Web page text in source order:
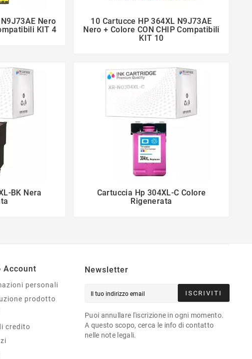
Nero
KIT 4
 
10 Cartucce HP 364XL N9J73AE
Nero + Colore CON CHIP Compatibili
KIT 10
BK Nera
 
Cartuccia Hp 304XL-C Colore
Rigenerata
Account
personali
prodotto
credito
Newsletter
ISCRIVITI
Puoi annullare l'iscrizione in ogni momento.
A questo scopo, cerca le info di contatto
nelle note legali.